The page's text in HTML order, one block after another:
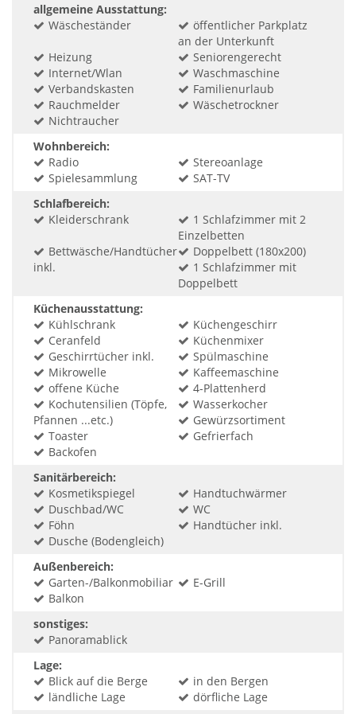
allgemeine Ausstattung:
Wäscheständer
öffentlicher Parkplatz
an der Unterkunft
Heizung
Seniorengerecht
Internet/Wlan
Waschmaschine
Verbandskasten
Familienurlaub
Rauchmelder
Wäschetrockner
Nichtraucher
Wohnbereich:
Radio
Stereoanlage
Spielesammlung
SAT-TV
Schlafbereich:
Kleiderschrank
1 Schlafzimmer mit 2
Einzelbetten
Bettwäsche/Handtücher
inkl.
Doppelbett (180x200)
1 Schlafzimmer mit
Doppelbett
Küchenausstattung:
Kühlschrank
Küchengeschirr
Ceranfeld
Küchenmixer
Geschirrtücher inkl.
Spülmaschine
Mikrowelle
Kaffeemaschine
offene Küche
4-Plattenherd
Kochutensilien (Töpfe,
Pfannen ...etc.)
Wasserkocher
Gewürzsortiment
Toaster
Gefrierfach
Backofen
Sanitärbereich:
Kosmetikspiegel
Handtuchwärmer
Duschbad/WC
WC
Föhn
Handtücher inkl.
Dusche (Bodengleich)
Außenbereich:
Garten-/Balkonmobiliar
E-Grill
Balkon
sonstiges:
Panoramablick
Lage:
Blick auf die Berge
in den Bergen
ländliche Lage
dörfliche Lage